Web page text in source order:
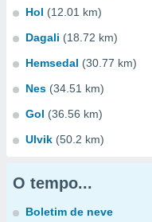
Hol (12.01 km)
Dagali (18.72 km)
Hemsedal (30.77 km)
Nes (34.51 km)
Gol (36.56 km)
Ulvik (50.2 km)
O tempo...
Boletim de neve